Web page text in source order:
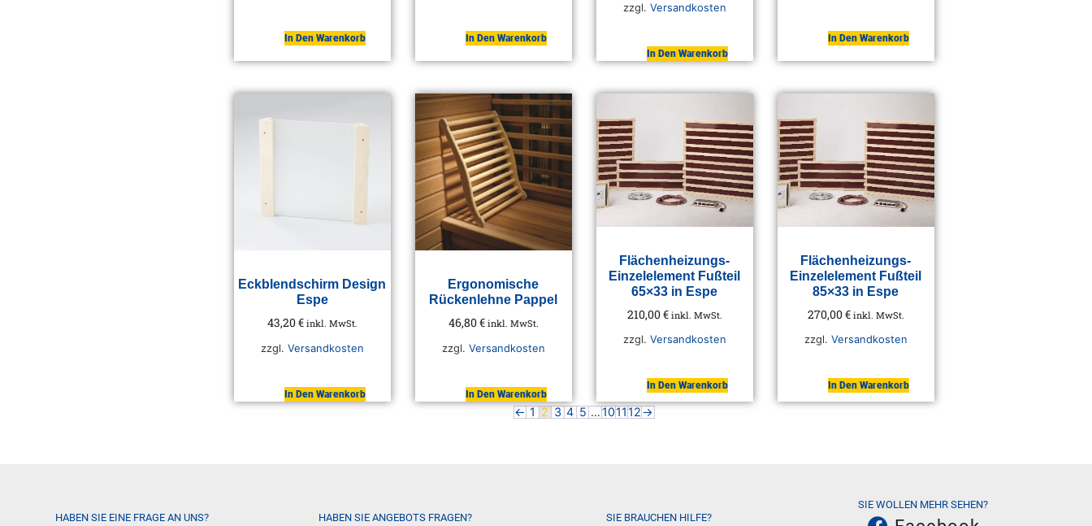
In Den Warenkorb In Den Warenkorb
zzgl. Versandkosten
In Den Warenkorb
In Den Warenkorb
Eckblendschirm Design
Espe
43,20€ inkl. MwSt.
zzgl. Versandkosten
In Den Warenkorb
Ergonomische
Rückenlehne Pappel
46,80€ inkl. MwSt.
zzgl. Versandkosten
In Den Warenkorb
Flächenheizungs-
Einzelelement Fußteil
65×33 in Espe
210,00€ inkl. MwSt.
zzgl. Versandkosten
In Den Warenkorb
Flächenheizungs-
Einzelelement Fußteil
85×33 in Espe
270,00€ inkl. MwSt.
zzgl. Versandkosten
In Den Warenkorb
← 1 2 3 4 5 …101112→
HABEN SIE EINE FRAGE AN UNS? HABEN SIE ANGEBOTS FRAGEN? SIE BRAUCHEN HILFE?
SIE WOLLEN MEHR SEHEN?